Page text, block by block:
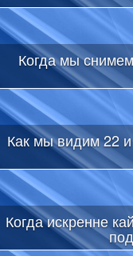
Когда мы
Как мы видим 22
Когда искренне